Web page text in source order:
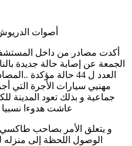
أصوات الدريوش: 5 يونيو
أكدت مصادر من داخل
الجمعة عن إصابة حالة جديدة
العدد ل 44 حالة مؤكدة
مهنيي سيارات الأجرة التي
جماعية و بذلك تعود المدينة
عاشت هدوءا نسبيا
و يتعلق الأمر بصاحب طاكسي
الوصول اللحظة إلى